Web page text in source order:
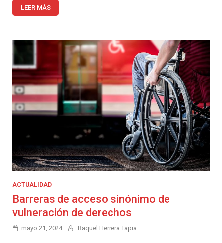
LEER MÁS
ACTUALIDAD
Barreras de acceso sinónimo de
vulneración de derechos
mayo 21, 2024 Raquel Herrera Tapia